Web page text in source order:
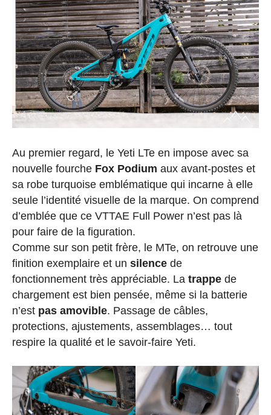
Au premier regard, le Yeti LTe en impose avec sa
nouvelle fourche Fox Podium aux avant-postes et
sa robe turquoise emblématique qui incarne à elle
seule l’identité visuelle de la marque. On comprend
d’emblée que ce VTTAE Full Power n’est pas là
pour faire de la figuration.
Comme sur son petit frère, le MTe, on retrouve une
finition exemplaire et un silence de
fonctionnement très appréciable. La trappe de
chargement est bien pensée, même si la batterie
n’est pas amovible. Passage de câbles,
protections, ajustements, assemblages… tout
respire la qualité et le savoir-faire Yeti.